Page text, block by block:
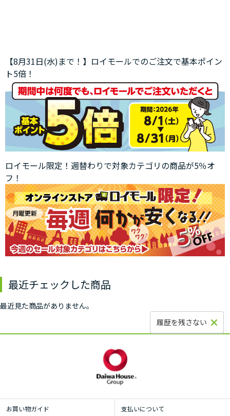
【8月31日(水)まで！】ロイモールでのご注文で基本ポイン
ト5倍！
ロイモール限定！週替わりで対象カテゴリの商品が5％オ
フ！
最近チェックした商品
最近見た商品がありません。
履歴を残さない
お買い物ガイド 支払いについて